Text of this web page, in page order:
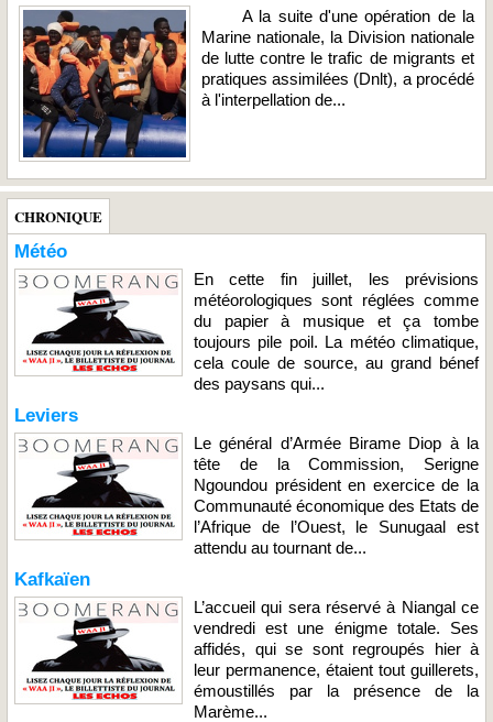
A la suite d'une opération de la
Marine nationale, la Division nationale
de lutte contre le trafic de migrants et
pratiques assimilées (Dnlt), a procédé
à l'interpellation de...
CHRONIQUE
Météo
En cette fin juillet, les prévisions
météorologiques sont réglées comme
du papier à musique et ça tombe
toujours pile poil. La météo climatique,
cela coule de source, au grand bénef
des paysans qui...
Leviers
Le général d’Armée Birame Diop à la
tête de la Commission, Serigne
Ngoundou président en exercice de la
Communauté économique des Etats de
l’Afrique de l’Ouest, le Sunugaal est
attendu au tournant de...
Kafkaïen
L’accueil qui sera réservé à Niangal ce
vendredi est une énigme totale. Ses
affidés, qui se sont regroupés hier à
leur permanence, étaient tout guillerets,
émoustillés par la présence de la
Marème...